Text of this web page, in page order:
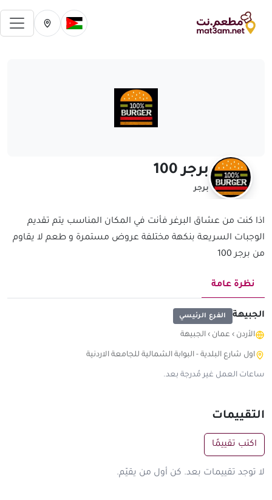
تغيير الدولة الحالية
تغيير المدينة
برجر 100
برجر
اذا كنت من عشاق البرغر فأنت في المكان المناسب يتم تقديم
الوجبات السريعة بنكهة مختلفة عروض مستمرة و طعم لا يقاوم
من برجر 100
نظرة عامة
الجبيهة الفرع الرئيسي
الأردن › عمان › الجبيهة
اول شارع البلدية - البوابة الشمالية للجامعة الاردنية
ساعات العمل غير مُدرجة بعد.
التقييمات
اكتب تقييمًا
لا توجد تقييمات بعد. كن أول من يقيّم.